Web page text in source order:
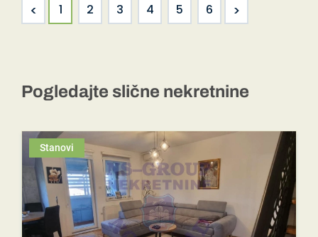
< 1 2 3 4 5 6 >
Pogledajte slične nekretnine
Stanovi